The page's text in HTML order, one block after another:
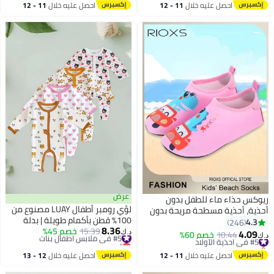
احصل عليه خلال 11 - 12 احصل عليه خلال 11 - 12
13
ريوكس حذاء ماء للطفل بدون
أحذية، أحذية مسطحة مريحة بدون
أحذية لصغار الأطفال وبنات الصغيرة
والصبيان، أحذية ماء تجف بسرعة
بدون أحذية، أحذية شاطئ صيفية،
أحذية رياضية غير انزلاقية بدون
أحذية لطفولة/كبار الأطفال، حذاء
4.3
246
د.ك‏4.09
10.44خصم 60% #5 في أحذية الأولاد
باقي 1 وحدات في المخزون
#5 في أحذية الأولاد احصل عليه خلال 11 - 12
عرض
لؤي رومبر أطفال LUAY مصنوع من
100٪ قطن بأكمام طويلة | بدلة
أطفال ناعمة وقابلة للتنفس للأولاد
والبنات | ملابس نوم قطنية مريحة
للمواليد والرضّع | ملابس يومية
للأطفال
د.ك‏8.36
15.39خصم 45% #5 في ملابس اطفال بنات
أقل سعر في 30 يوم
#5 في ملابس اطفال بنات احصل عليه خلال 12 - 13